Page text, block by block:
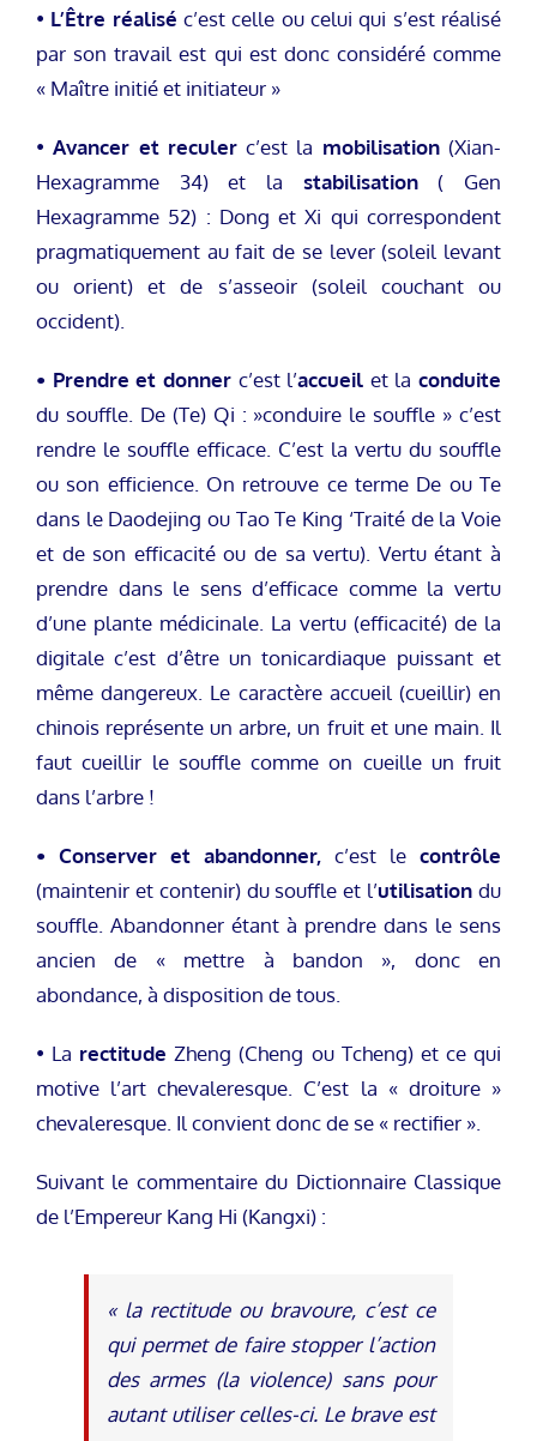
• L’Être réalisé c’est celle ou celui qui s’est réalisé
par son travail est qui est donc considéré comme
« Maître initié et initiateur »
•Avancer et reculerc’est la mobilisation(Xian-
Hexagramme 34) et la stabilisation( Gen
Hexagramme 52) : Dong et Xi qui correspondent
pragmatiquement au fait de se lever (soleil levant
ou orient) et de s’asseoir (soleil couchant ou
occident).
• Prendre et donnerc’est l’accueil et la conduite
du souffle. De (Te) Qi : »conduire le souffle » c’est
rendre le souffle efficace. C’est la vertu du souffle
ou son efficience. On retrouve ce terme De ou Te
dans le Daodejing ou Tao Te King ‘Traité de la Voie
et de son efficacité ou de sa vertu). Vertu étant à
prendre dans le sens d’efficace comme la vertu
d’une plante médicinale. La vertu (efficacité) de la
digitale c’est d’être un tonicardiaque puissant et
même dangereux. Le caractère accueil (cueillir) en
chinois représente un arbre, un fruit et une main. Il
faut cueillir le souffle comme on cueille un fruit
dans l’arbre !
• Conserver et abandonner, c’est le contrôle
(maintenir et contenir) du souffle et l’utilisation du
souffle. Abandonner étant à prendre dans le sens
ancien de « mettre à bandon », donc en
abondance, à disposition de tous.
• La rectitude Zheng (Cheng ou Tcheng) et ce qui
motive l’art chevaleresque. C’est la « droiture »
chevaleresque. Il convient donc de se « rectifier ».
Suivant le commentaire du Dictionnaire Classique
de l’Empereur Kang Hi (Kangxi) :
« la rectitude ou bravoure, c’est ce
qui permet de faire stopper l’action
des armes (la violence) sans pour
autant utiliser celles-ci. Le brave est